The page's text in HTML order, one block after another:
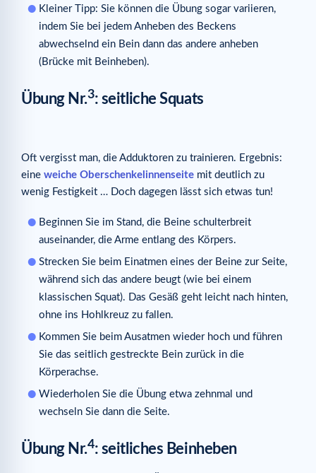
Kleiner Tipp: Sie können die Übung sogar variieren,
indem Sie bei jedem Anheben des Beckens
abwechselnd ein Bein dann das andere anheben
(Brücke mit Beinheben).
Übung Nr.3: seitliche Squats
Oft vergisst man, die Adduktoren zu trainieren. Ergebnis:
eine weiche Oberschenkelinnenseite mit deutlich zu
wenig Festigkeit … Doch dagegen lässt sich etwas tun!
Beginnen Sie im Stand, die Beine schulterbreit
auseinander, die Arme entlang des Körpers.
Strecken Sie beim Einatmen eines der Beine zur Seite,
während sich das andere beugt (wie bei einem
klassischen Squat). Das Gesäß geht leicht nach hinten,
ohne ins Hohlkreuz zu fallen.
Kommen Sie beim Ausatmen wieder hoch und führen
Sie das seitlich gestreckte Bein zurück in die
Körperachse.
Wiederholen Sie die Übung etwa zehnmal und
wechseln Sie dann die Seite.
Übung Nr.4: seitliches Beinheben